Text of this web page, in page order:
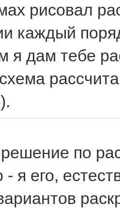
рисовал
каждый
я дам тебе
по
- я его,